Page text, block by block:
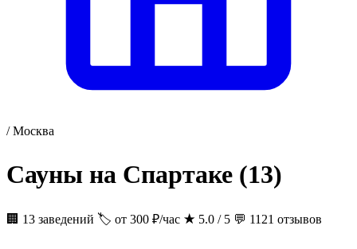
/ Москва
Сауны на Спартаке (13)
🏢 13 заведений 🏷 от 300 ₽/час ★ 5.0 / 5 💬 1121 отзывов